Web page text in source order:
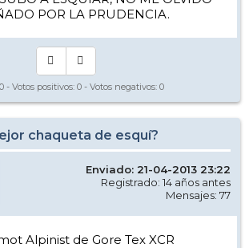
POR LA PRUDENCIA.
0 - Votos positivos: 0 - Votos negativos: 0
chaqueta de esquí?
Enviado: 21-04-2013 23:22
Registrado: 14 años antes
Mensajes: 77
Alpinist de Gore Tex XCR